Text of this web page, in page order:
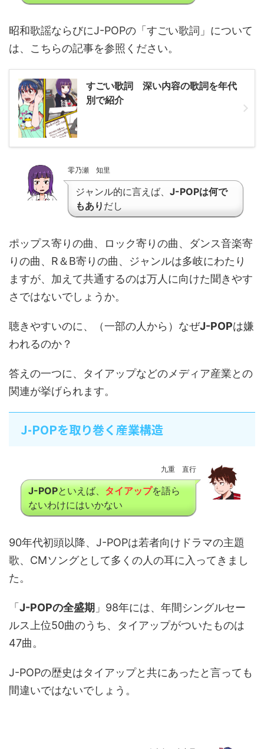
昭和歌謡ならびにJ-POPの「すごい歌詞」について
は、こちらの記事を参照ください。
すごい歌詞 深い内容の歌詞を年代
別で紹介
零乃瀬 知里
ジャンル的に言えば、 J-POPは何で
もあり だし
ポップス寄りの曲、ロック寄りの曲、ダンス音楽寄
りの曲、R＆B寄りの曲、ジャンルは多岐にわたり
ますが、加えて共通するのは万人に向けた聞きやす
さではないでしょうか。
聴きやすいのに、（一部の人から）なぜJ-POPは嫌
われるのか？
答えの一つに、タイアップなどのメディア産業との
関連が挙げられます。
J-POPを取り巻く産業構造
九重 直行
J-POPといえば、タイアップを語ら
ないわけにはいかない
90年代初頭以降、J-POPは若者向けドラマの主題
歌、CMソングとして多くの人の耳に入ってきまし
た。
「 J-POPの全盛期 」98年には、年間シングルセー
ルス上位50曲のうち、タイアップがついたものは
47曲。
J-POPの歴史はタイアップと共にあったと言っても
間違いではないでしょう。